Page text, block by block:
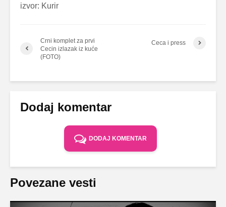
izvor: Kurir
Crni komplet za prvi
Cecin izlazak iz kuće
(FOTO)
Ceca i press
Dodaj komentar
DODAJ KOMENTAR
Povezane vesti